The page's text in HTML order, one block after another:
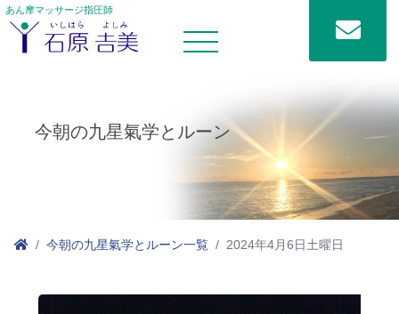
あん摩マッサージ指圧師
今朝の九星氣学とルーン
今朝の九星氣学とルーン一覧 2024年4月6日土曜日